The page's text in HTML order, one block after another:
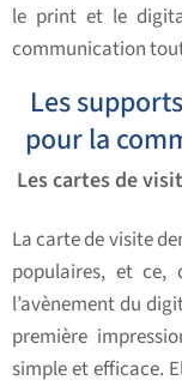
le print et le
communication
Les
pour la
Les cartes de
La carte de visite
populaires, et ce,
l’avènement du
première
simple et efficace.